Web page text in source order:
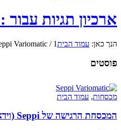
ארכיון תגיות עבור : Seppi Variomatic
הנך כאן: עמוד הבית1
/
Variomatic
פוסטים
מכסחות, עמוד הבית
המכסחת הרגישה של Seppi (וידאו)